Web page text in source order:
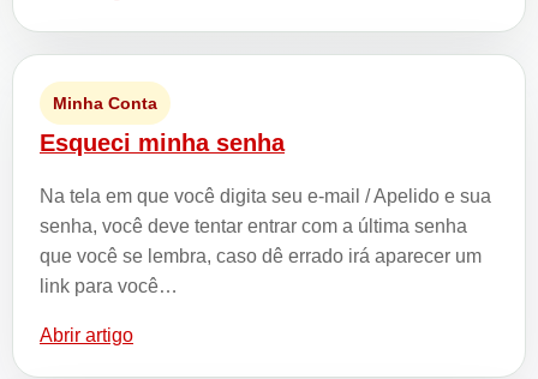
Minha Conta
Esqueci minha senha
Na tela em que você digita seu e-mail / Apelido e sua
senha, você deve tentar entrar com a última senha
que você se lembra, caso dê errado irá aparecer um
link para você…
Abrir artigo